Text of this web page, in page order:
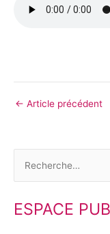
← Article précédent
c
ESPACE